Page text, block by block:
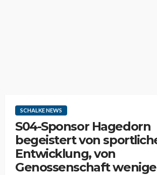
SCHALKE NEWS
S04-Sponsor Hagedorn
begeistert von
Entwicklung, von
Genossenschaft